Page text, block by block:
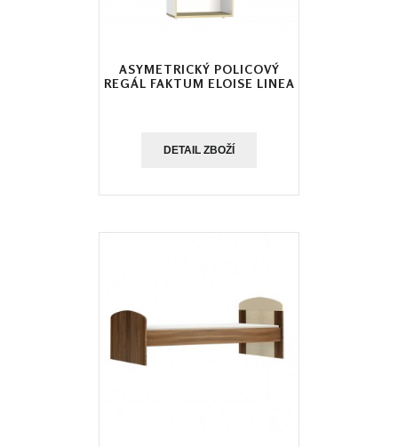
ASYMETRICKÝ POLICOVÝ
REGÁL FAKTUM ELOISE LINEA
DETAIL ZBOŽÍ